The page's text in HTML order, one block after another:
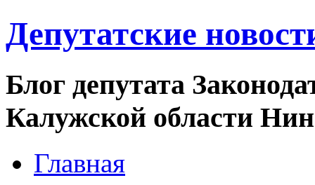
Депутатские
Блог депутата
Калужской области
Главная